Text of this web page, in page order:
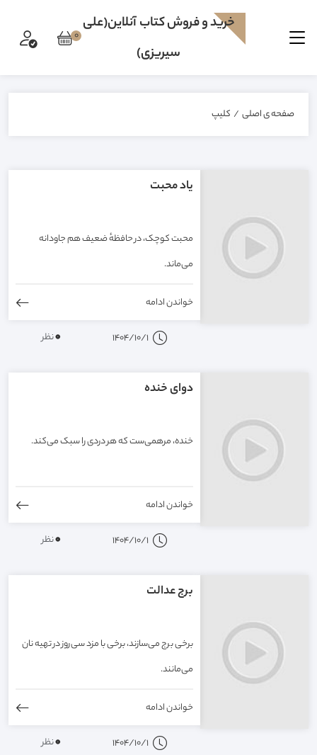
0
خرید و فروش کتاب آنلاین(علی
سیریزی)
صفحه ی اصلی / کليپ
یاد محبت
محبت کوچک، در حافظهٔ ضعیف هم جاودانه
می‌ماند.
خواندن ادامه
1404/10/1
0نظر
دوای خنده
خنده، مرهمی‌ست که هر دردی را سبک می‌کند.
خواندن ادامه
1404/10/1
0نظر
برج عدالت
برخی برج می‌سازند، برخی با مزد سی‌روز در تهیه نان
می‌مانند.
خواندن ادامه
1404/10/1
0نظر